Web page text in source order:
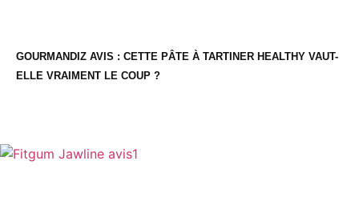
GOURMANDIZ AVIS : CETTE PÂTE À TARTINER HEALTHY VAUT-
ELLE VRAIMENT LE COUP ?